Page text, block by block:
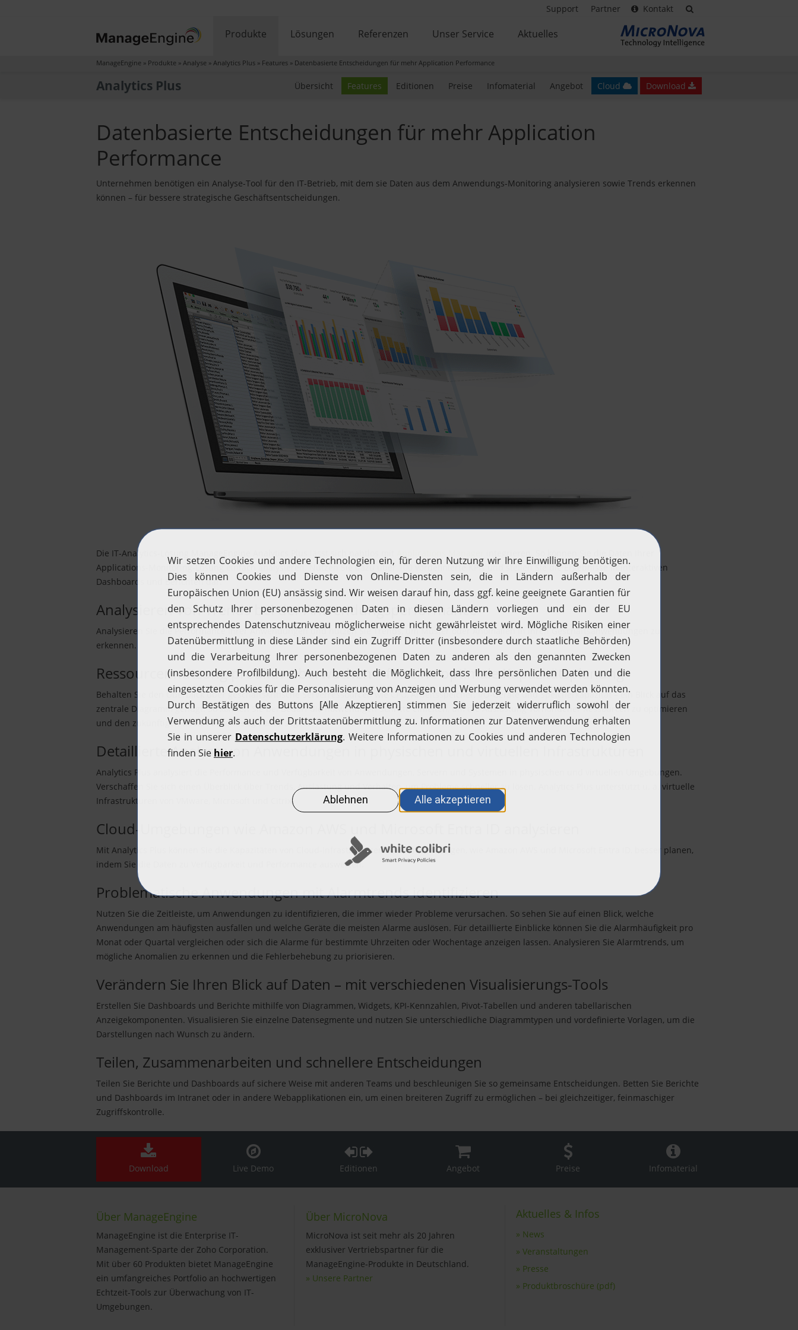
Support Partner Kontakt
Produkte Lösungen Referenzen Unser Service Aktuelles
ManageEngine » Produkte » Analyse » Analytics Plus » Features » Datenbasierte Entscheidungen für mehr Application Performance
Analytics Plus Übersicht Features Editionen Preise Infomaterial Angebot Cloud Download
Datenbasierte Entscheidungen für mehr Application
Performance
Unternehmen benötigen ein Analyse-Tool für den IT-Betrieb, mit dem sie Daten aus dem Anwendungs-Monitoring analysieren sowie Trends erkennen
können – für bessere strategische Geschäftsentscheidungen.
Die IT-Analytics-Lösung ManageEngine Analytics Plus lässt sich nahtlos mit
Applications-Monitoring-Lösung einfach analysieren. Nutzen Sie dazu über 100 vordefinierte KPIs und stellen Sie die Ergebnisse in interaktiven
Dashboards und Berichten dar.
Analysieren von Trends bei der Anwendungsperformance
Analysieren Sie die Performance Ihrer Anwendungen und nutzen Sie Trends, um Muster oder Anomalien in Ihren Geschäftsanwendungen zu
erkennen.
Ressourcennutzung proaktiv überwachen – für eine optimale Kapazitätsplanung
Behalten Sie den Überblick über geschäftskritische Serverressourcen wie CPU, Arbeitsspeicher, I/O-Geräte und Speicherkapazität – ein Blick auf das
zentrale Diagramm genügt. So können Sie bei Bedarf die notwendigen Schritte einleiten, um die Auslastung vorhandener Ressourcen zu optimieren
und den zukünftigen Bedarf zuverlässig vorhersagen.
Detaillierte Analyse von Anwendungen in physischen und virtuellen Infrastrukturen
Analytics Plus analysiert die Performance und Verfügbarkeit von Anwendungen, Servern und Systemen in physischen und virtuellen Umgebungen.
Verschaffen Sie sich einen Überblick über Trends, Auslastung und Verhalten, um Probleme schneller zu lösen. Analytics Plus unterstützt u. a. virtuelle
Infrastrukturen von VMware, Microsoft und Citrix.
Cloud-Umgebungen wie Amazon AWS und Microsoft Entra ID analysieren
Mit Analytics Plus können Sie die Kapazitäten von Cloud-Infrastrukturen und -Anwendungen, wie Amazon AWS und Microsoft Entra ID, besser planen,
indem Sie die Daten zu Verfügbarkeit und Performance auswerten.
Problematische Anwendungen mit Alarmtrends identifizieren
Nutzen Sie die Zeitleiste, um Anwendungen zu identifizieren, die immer wieder Probleme verursachen. So sehen Sie auf einen Blick, welche
Anwendungen am häufigsten ausfallen und welche Geräte die meisten Alarme auslösen. Für detaillierte Einblicke können Sie die Alarmhäufigkeit pro
Monat oder Quartal vergleichen oder sich die Alarme für bestimmte Uhrzeiten oder Wochentage anzeigen lassen. Analysieren Sie Alarmtrends, um
mögliche Anomalien zu erkennen und die Fehlerbehebung zu priorisieren.
Verändern Sie Ihren Blick auf Daten – mit verschiedenen Visualisierungs-Tools
Erstellen Sie Dashboards und Berichte mithilfe von Diagrammen, Widgets, KPI-Kennzahlen, Pivot-Tabellen und anderen tabellarischen
Anzeigekomponenten. Visualisieren Sie einzelne Datensegmente und nutzen Sie unterschiedliche Diagrammtypen und vordefinierte Vorlagen, um die
Darstellungen nach Wunsch zu ändern.
Teilen, Zusammenarbeiten und schnellere Entscheidungen
Teilen Sie Berichte und Dashboards auf sichere Weise mit anderen Teams und beschleunigen Sie so gemeinsame Entscheidungen. Betten Sie Berichte
und Dashboards im Intranet oder in andere Webapplikationen ein, um einen breiteren Zugriff zu ermöglichen – bei gleichzeitiger, feinmaschiger
Zugriffskontrolle.
Download Live Demo Editionen Angebot Preise Infomaterial
Über ManageEngine
ManageEngine ist die Enterprise IT-
Management-Sparte der Zoho Corporation.
Mit über 60 Produkten bietet ManageEngine
ein umfangreiches Portfolio an hochwertigen
Echtzeit-Tools zur Überwachung von IT-
Umgebungen.
Über MicroNova
MicroNova ist seit mehr als 20 Jahren
exklusiver Vertriebspartner für die
ManageEngine-Produkte in Deutschland.
» Unsere Partner
Aktuelles & Infos
» News
» Veranstaltungen
» Presse
» Produktbroschüre (pdf)